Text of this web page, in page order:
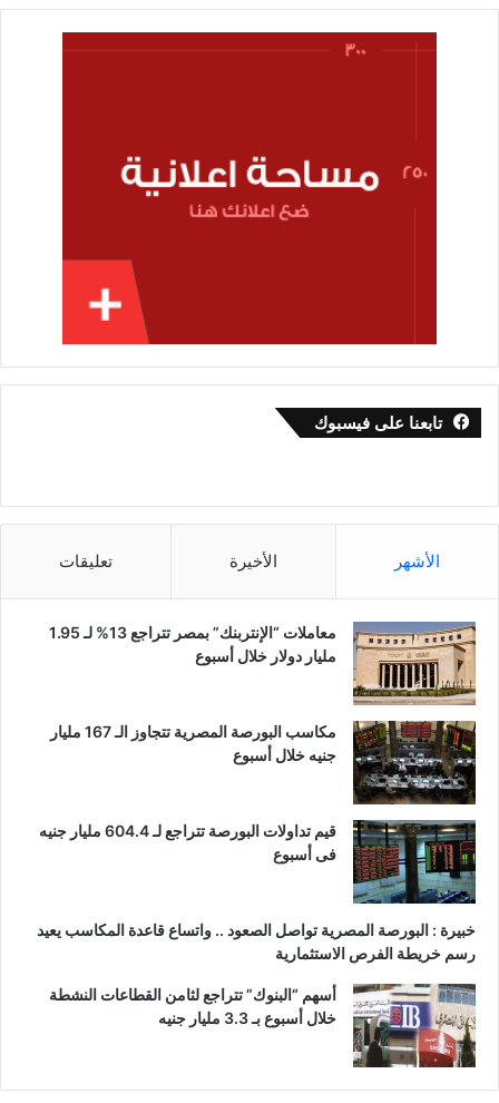
تابعنا على فيسبوك
الأشهر الأخيرة تعليقات
معاملات “الإنتربنك” بمصر تتراجع 13% لـ 1.95
مليار دولار خلال أسبوع
مكاسب البورصة المصرية تتجاوز الـ 167 مليار
جنيه خلال أسبوع
قيم تداولات البورصة تتراجع لـ 604.4 مليار جنيه
فى أسبوع
خبيرة : البورصة المصرية تواصل الصعود .. واتساع قاعدة المكاسب يعيد
رسم خريطة الفرص الاستثمارية
أسهم “البنوك” تتراجع لثامن القطاعات النشطة
خلال أسبوع بـ 3.3 مليار جنيه